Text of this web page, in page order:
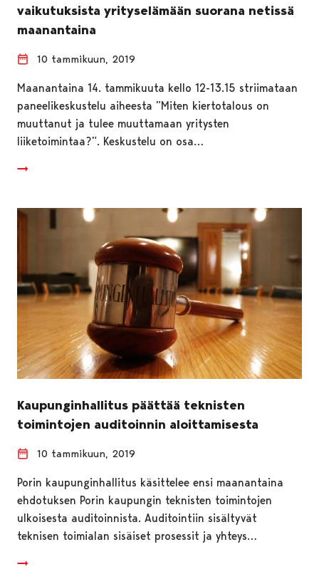
vaikutuksista yrityselämään suorana netissä
maanantaina
10 tammikuun, 2019
Maanantaina 14. tammikuuta kello 12-13.15 striimataan
paneelikeskustelu aiheesta ”Miten kiertotalous on
muuttanut ja tulee muuttamaan yritysten
liiketoimintaa?”. Keskustelu on osa…
Kaupunginhallitus päättää teknisten
toimintojen auditoinnin aloittamisesta
10 tammikuun, 2019
Porin kaupunginhallitus käsittelee ensi maanantaina
ehdotuksen Porin kaupungin teknisten toimintojen
ulkoisesta auditoinnista. Auditointiin sisältyvät
teknisen toimialan sisäiset prosessit ja yhteys…